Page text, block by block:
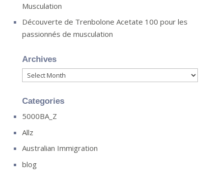
Musculation
Découverte de Trenbolone Acetate 100 pour les
passionnés de musculation
Archives
Archives
Categories
5000BA_Z
Allz
Australian Immigration
blog